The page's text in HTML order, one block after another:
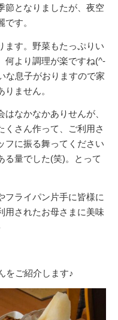
節となりましたが、夜空
す。
ます。野菜もたっぷりい
何より調理が楽ですね(^-
な息子がおりますので家
ません。
なかなかありせんが、
くさん作って、ご利用さ
フに振る舞ってください
る量でした(笑)。とって
フライパン片手に皆様に
用されたお母さまに美味
をご紹介します♪